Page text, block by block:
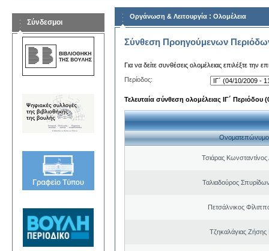
Σύνδεσμοι
Οργάνωση & Λειτουργία : Ολομέλεια
Σύνθεση Προηγούμενων
Για να δείτε συνθέσεις ολομέλειας επιλέξτε την
Περίοδος:
Τελευταία σύνθεση ολομέλειας ΙΓ΄ Περιόδου
Ονοματεπώνυμο
Τσιάρας
Ταλιαδούρος
Πετσάλνικος
Τζηκαλάγιας Ζήσης